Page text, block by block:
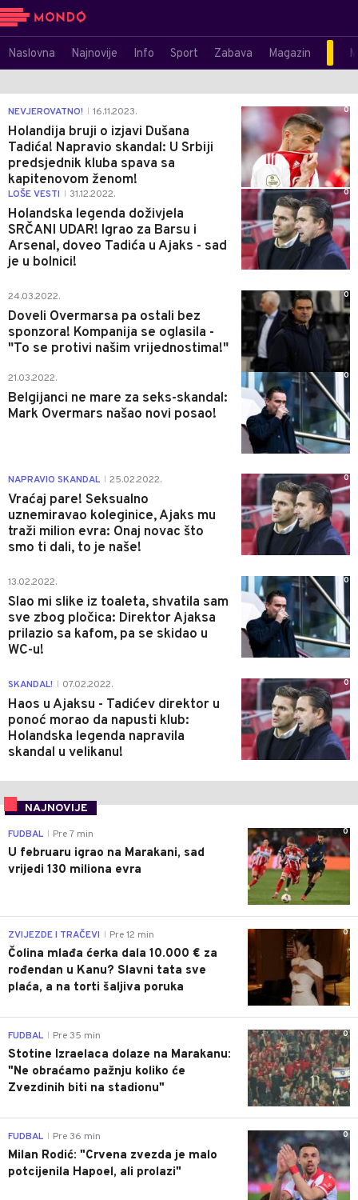
Naslovna Najnovije Info Sport Zabava Magazin
NEVJEROVATNO! 16.11.2023.
Holandija bruji o izjavi Dušana
Tadića! Napravio skandal: U Srbiji
predsjednik kluba spava sa
kapitenovom ženom!
0
LOŠE VESTI 31.12.2022.
Holandska legenda doživjela
SRČANI UDAR! Igrao za Barsu i
Arsenal, doveo Tadića u Ajaks - sad
je u bolnici!
0
24.03.2022.
Doveli Overmarsa pa ostali bez
sponzora! Kompanija se oglasila -
"To se protivi našim vrijednostima!"
0
21.03.2022.
Belgijanci ne mare za seks-skandal:
Mark Overmars našao novi posao!
0
NAPRAVIO SKANDAL 25.02.2022.
Vraćaj pare! Seksualno
uznemiravao koleginice, Ajaks mu
traži milion evra: Onaj novac što
smo ti dali, to je naše!
0
13.02.2022.
Slao mi slike iz toaleta, shvatila sam
sve zbog pločica: Direktor Ajaksa
prilazio sa kafom, pa se skidao u
WC-u!
0
SKANDAL! 07.02.2022.
Haos u Ajaksu - Tadićev direktor u
ponoć morao da napusti klub:
Holandska legenda napravila
skandal u velikanu!
0
NAJNOVIJE
0
FUDBAL Pre 7 min
U februaru igrao na Marakani, sad
vrijedi 130 miliona evra
0
ZVIJEZDE I TRAČEVI Pre 12 min
Čolina mlađa ćerka dala 10.000 € za
rođendan u Kanu? Slavni tata sve
plaća, a na torti šaljiva poruka
0
FUDBAL Pre 35 min
Stotine Izraelaca dolaze na Marakanu:
"Ne obraćamo pažnju koliko će
Zvezdinih biti na stadionu"
0
FUDBAL Pre 36 min
Milan Rodić: "Crvena zvezda je malo
potcijenila Hapoel, ali prolazi"